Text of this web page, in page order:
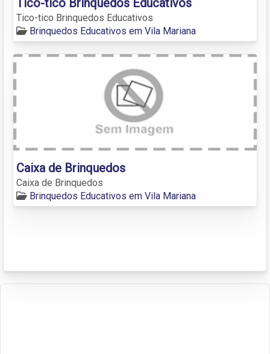
Tico-tico Brinquedos Educativos
Brinquedos Educativos em Vila Mariana
Caixa de Brinquedos
Caixa de Brinquedos
Brinquedos Educativos em Vila Mariana